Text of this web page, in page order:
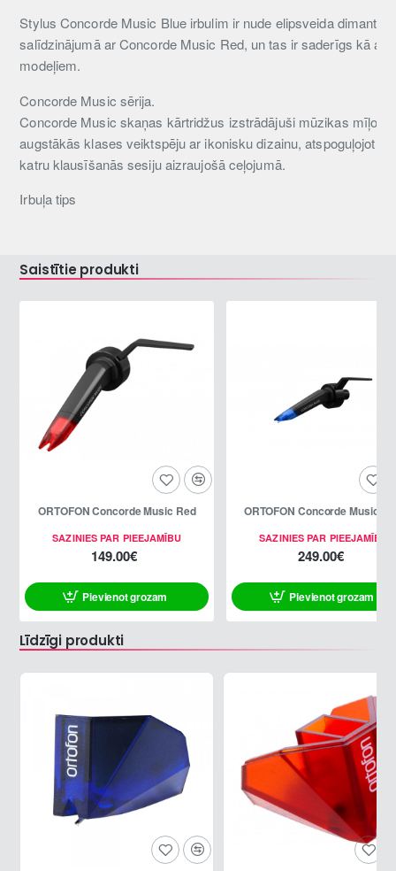
Stylus Concorde Music Blue irbulim ir nude elipsveida dimants
salīdzinājumā ar Concorde Music Red, un tas ir saderīgs kā
modeļiem.
Concorde Music sērija.
Concorde Music skaņas kārtridžus izstrādājuši mūzikas
augstākās klases veiktspēju ar ikonisku dizainu, atspoguļojot
katru klausīšanās sesiju aizraujošā ceļojumā.
Irbuļa tips
Irbuļa krāsa
Saistītie produkti
SAZINIES PAR PIEEJAMĪBU
ORTOFON Concorde Music Red
149.00€
Pievienot grozam
SAZINIES PAR PIEEJAMĪBU
ORTOFON Concorde Music
249.00€
Pievienot grozam
Līdzīgi produkti